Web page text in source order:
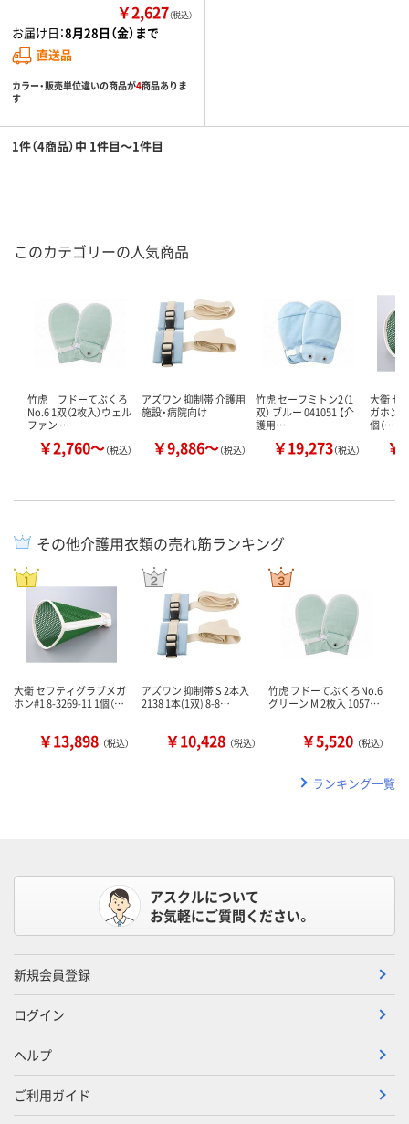
￥2,627（税込）
お届け日：8月28日（金）まで
直送品
カラー・販売単位違いの商品が4商品ありま
す
1件（4商品）中 1件目～1件目
このカテゴリーの人気商品
竹虎 フドーてぶくろ
No.6 1双（2枚入）ウェル
ファン …
￥2,760～（税込）
アズワン 抑制帯 介護用
施設・病院向け
￥9,886～（税込）
竹虎 セーフミトン2（1
双） ブルー 041051 【介
護用…
￥19,273（税込）
大衛 セ
ガホン
個（…
￥
その他介護用衣類の売れ筋ランキング
大衛 セフティグラブメガ
ホン#1 8-3269-11 1個（…
￥13,898 （税込）
アズワン 抑制帯 S 2本入
2138 1本(1双) 8-8…
￥10,428 （税込）
竹虎 フドーてぶくろNo.6
グリーン M 2枚入 1057…
￥5,520 （税込）
ランキング一覧
アスクルについて
お気軽にご質問ください。
新規会員登録
ログイン
ヘルプ
ご利用ガイド